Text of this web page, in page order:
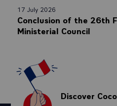
17 July 2026
Conclusion of the 26th
Ministerial Council
Discover